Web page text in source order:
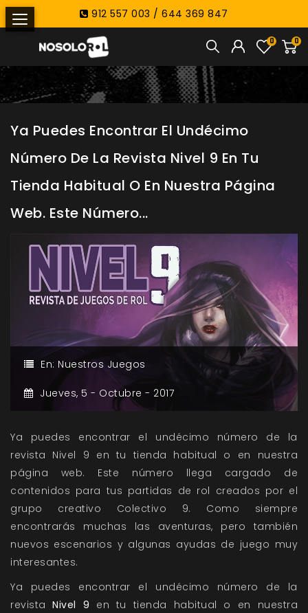
912 557 003 / 644 369 847
0
0
Ya Puedes Encontrar El Undécimo
Número De La Revista Nivel 9 En Tu
Tienda Habitual O En Nuestra Página
Web. Este Número...
En: Nuestros Juegos
Jueves, 5 - Octubre - 2017
Ya puedes encontrar el undécimo número de la
revista Nivel 9 en tu tienda habitual o en nuestra
página web. Este número llega cargado de
contenidos para tus partidas de rol creados por el
grupo creativo Colectivo 9. Como siempre
encontrarás muchas las aventuras, pero también
nuevos escenarios y algunas ayudas de juego muy
interesantes.
Ya puedes encontrar el undécimo número de la
revistaNivel 9 en tu tienda habitual o en nuestra